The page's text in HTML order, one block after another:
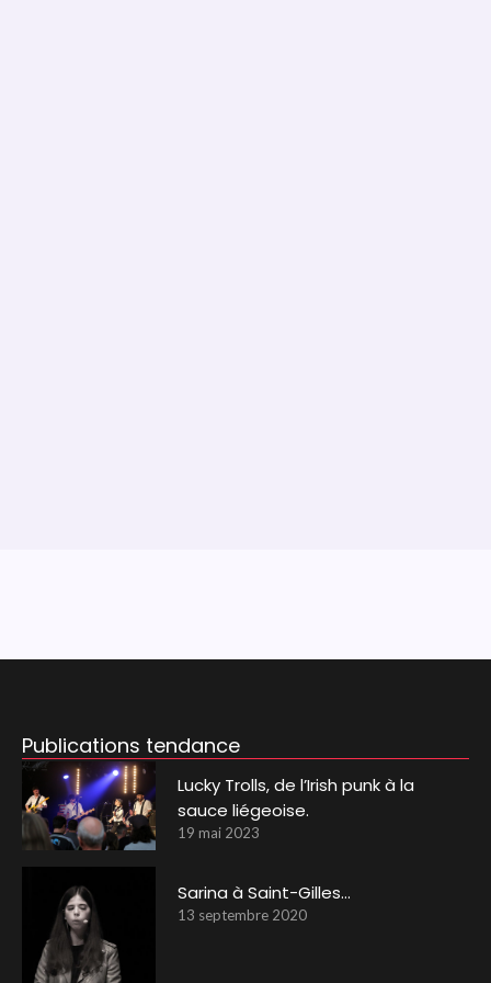
Publications tendance
Lucky Trolls, de l’Irish punk à la
sauce liégeoise.
19 mai 2023
Sarina à Saint-Gilles…
13 septembre 2020